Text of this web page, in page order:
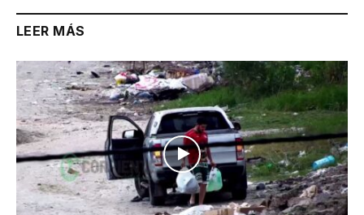
LEER MÁS